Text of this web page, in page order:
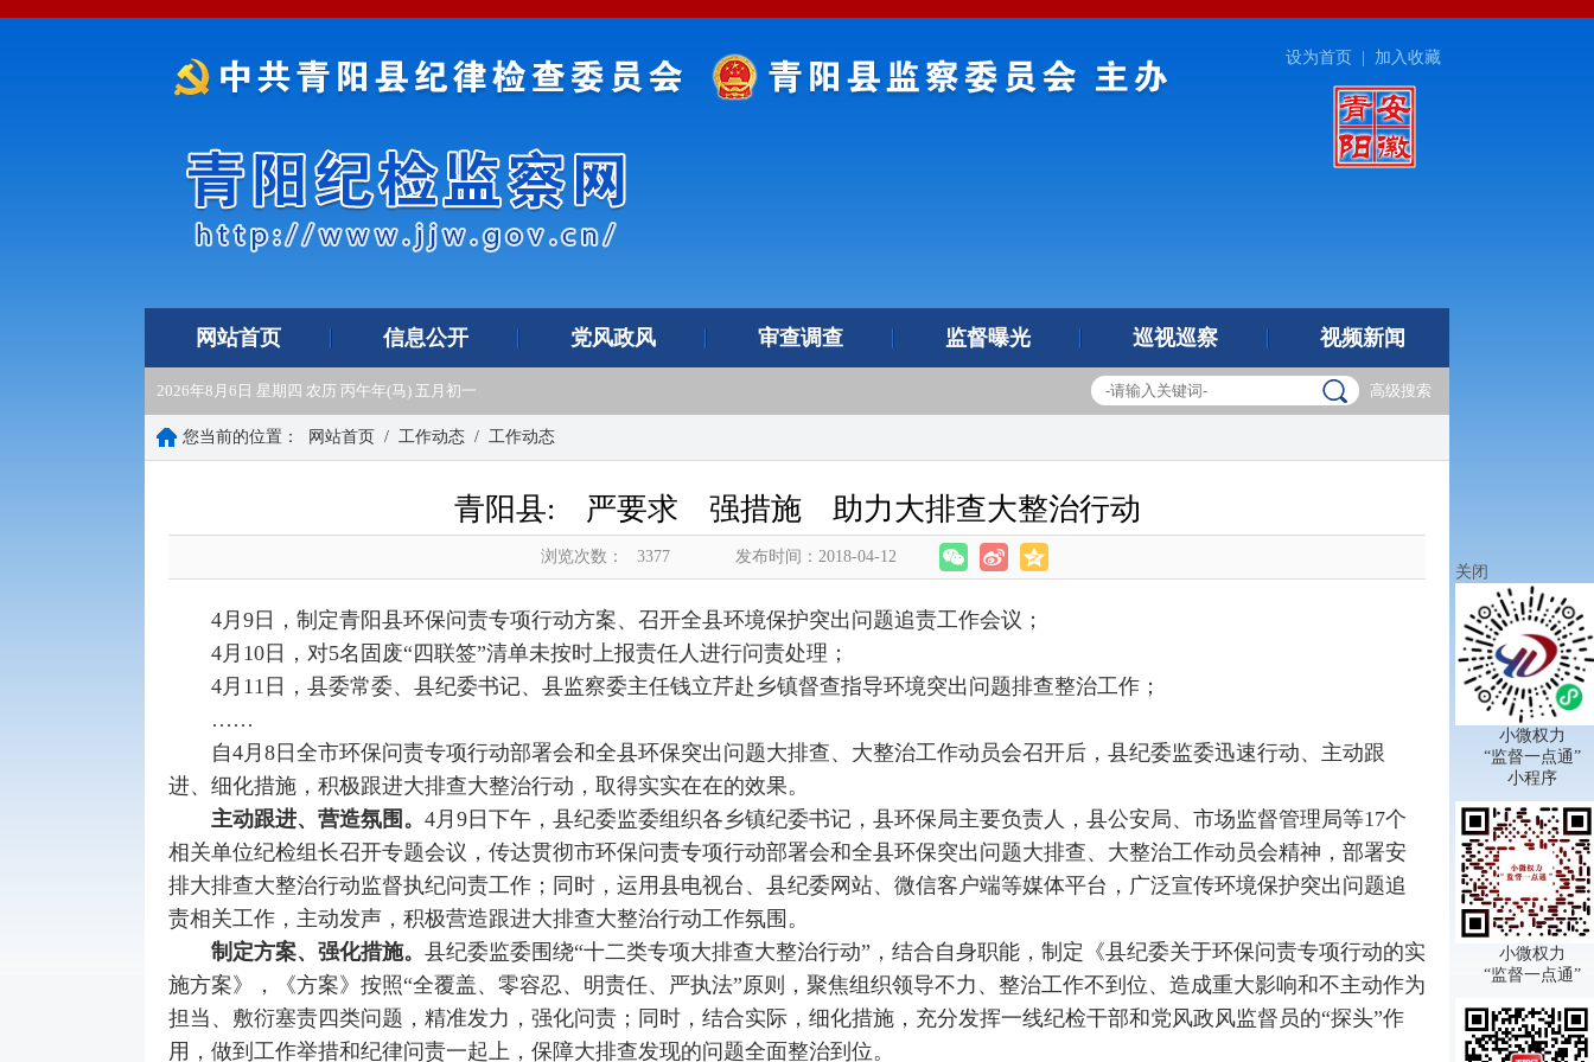
设为首页 加入收藏
网站首页 信息公开 党风政风 审查调查 监督曝光 巡视巡察 视频新闻
2026年8月6日 星期四 农历 丙午年(马) 五月初一 高级搜索
您当前的位置： 网站首页 / 工作动态 / 工作动态
青阳县: 严要求 强措施 助力大排查大整治行动
浏览次数： 3377 发布时间：2018-04-12
4月9日，制定青阳县环保问责专项行动方案、召开全县环境保护突出问题追责工作会议；
4月10日，对5名固废“四联签”清单未按时上报责任人进行问责处理；
4月11日，县委常委、县纪委书记、县监察委主任钱立芹赴乡镇督查指导环境突出问题排查整治工作；
……
自4月8日全市环保问责专项行动部署会和全县环保突出问题大排查、大整治工作动员会召开后，县纪委监委迅速行动、主动跟
进、细化措施，积极跟进大排查大整治行动，取得实实在在的效果。
主动跟进、营造氛围 。 4月9日下午，县纪委监委组织各乡镇纪委书记，县环保局主要负责人，县公安局、市场监督管理局等17个
相关单位纪检组长召开专题会议，传达贯彻市环保问责专项行动部署会和全县环保突出问题大排查、大整治工作动员会精神，部署安
排大排查大整治行动监督执纪问责工作；同时，运用县电视台、县纪委网站、微信客户端等媒体平台，广泛宣传环境保护突出问题追
责相关工作，主动发声，积极营造跟进大排查大整治行动工作氛围。
制定方案、强化措施。 县纪委监委围绕“十二类专项大排查大整治行动”，结合自身职能，制定《县纪委关于环保问责专项行动的实
施方案》，《方案》按照“全覆盖、零容忍、明责任、严执法”原则，聚焦组织领导不力、整治工作不到位、造成重大影响和不主动作为
担当、敷衍塞责四类问题，精准发力，强化问责；同时，结合实际，细化措施，充分发挥一线纪检干部和党风政风监督员的“探头”作
用，做到工作举措和纪律问责一起上，保障大排查发现的问题全面整治到位。
关闭
小微权力
“监督一点通”
小程序
小微权力
“监督一点通”